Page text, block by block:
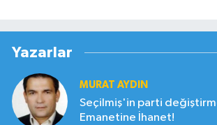
Yazarlar
MURAT AYDIN
Seçilmiş'in parti
Emanetine İhanet!